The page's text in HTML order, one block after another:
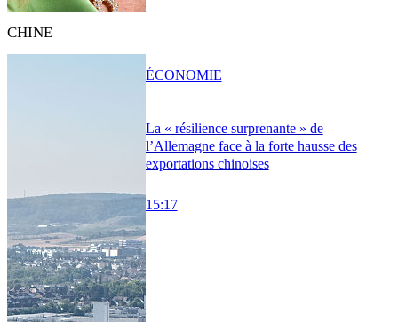
CHINE
La « résilience surprenante » de
l’Allemagne face à la forte hausse des
exportations chinoises
15:17
ÉCONOMIE